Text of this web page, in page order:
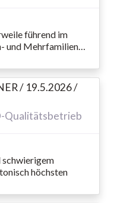
führend im
und Mehrfamilien…
/ 19.5.2026 /
Qualitätsbetrieb
schwierigem
höchsten